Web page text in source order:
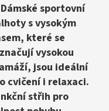
sportovní
s vysokým
které se
vysokou
jsou ideální
cvičení i relaxaci.
střih pro